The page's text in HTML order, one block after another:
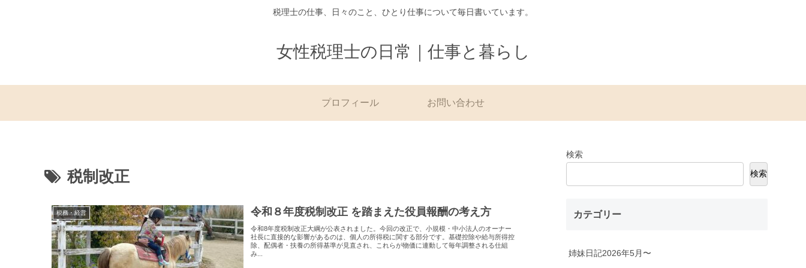
税理士の仕事、日々のこと、ひとり仕事について毎日書いています。
女性税理士の日常｜仕事と暮らし
プロフィール お問い合わせ
税制改正
税務・経営 令和８年度税制改正 を踏まえた役員報酬の考え方
令和8年度税制改正大綱が公表されました。今回の改正で、小規模・中小法人のオーナー
社長に直接的な影響があるのは、個人の所得税に関する部分です。基礎控除や給与所得控
除、配偶者・扶養の所得基準が見直され、これらが物価に連動して毎年調整される仕組
み...
検索
検索
カテゴリー
姉妹日記2026年5月〜